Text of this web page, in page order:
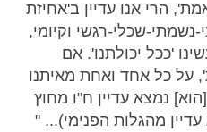
הרי אנו עדיין ב'אחיזת
נשמתי-שכלי-רגשי וקיומי,
'ככל יכולתנו'. אם
על כל אחד ואחת מאיתנו
נמצא עדיין ח"ו מחוץ
עדיין מהגלות הפנימי)... "